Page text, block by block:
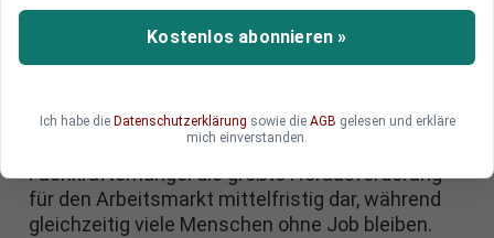
Deutschland steuert auf fast drei Millionen
Arbeitslose zu, doch das eigentliche Problem
woanders: Dem Land fehlen Fachkräfte.
Angesichts der alternden Bevölkerung stellt der
Fachkräftemangel die größte Herausforderung
für den Arbeitsmarkt mittelfristig dar, während
gleichzeitig viele Menschen ohne Job bleiben.
Kostenlos abonnieren »
Ich habe die Datenschutzerklärung sowie die AGB gelesen und erkläre
mich einverstanden.